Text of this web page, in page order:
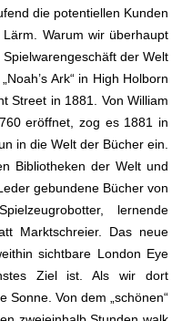
die potentiellen Kunden
Warum wir überhaupt
der Welt
Ark“ in High Holborn
Street in 1881. Von William
eröffnet, zog es 1881 in
in die Welt der Bücher ein.
Bibliotheken der Welt und
gebundene Bücher von
lernende
Marktschreier. Das neue
sichtbare London Eye
Ziel ist. Als wir dort
Sonne. Von dem „schönen“